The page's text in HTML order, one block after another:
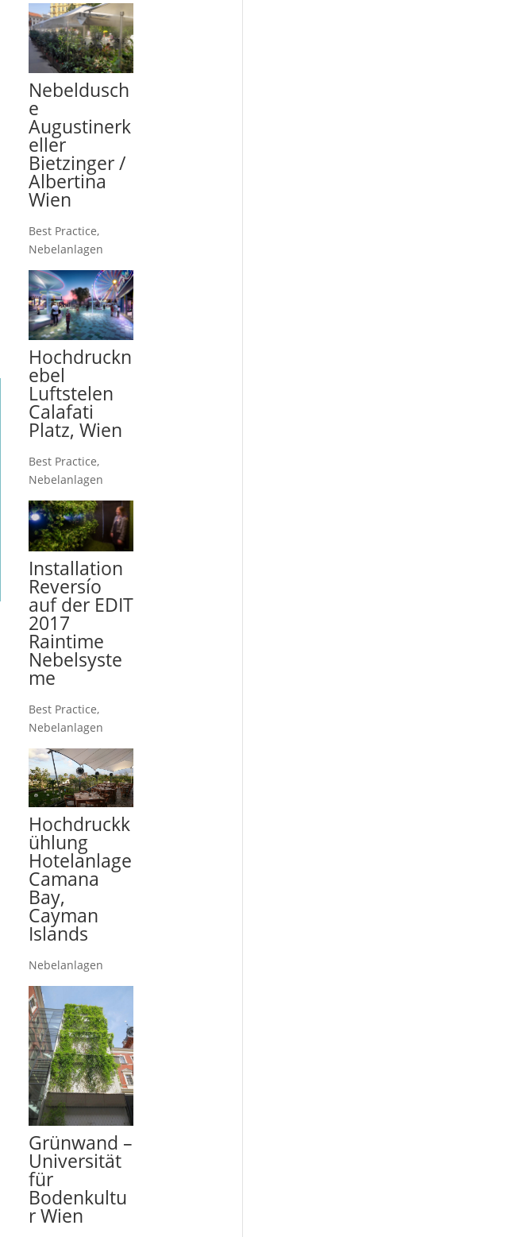
Nebeldusch
e
Augustinerk
eller
Bietzinger /
Albertina
Wien
Best Practice,
Nebelanlagen
Hochdruckn
ebel
Luftstelen
Calafati
Platz, Wien
Best Practice,
Nebelanlagen
Installation
Reversío
auf der EDIT
2017
Raintime
Nebelsyste
me
Best Practice,
Nebelanlagen
Hochdruckk
ühlung
Hotelanlage
Camana
Bay,
Cayman
Islands
Nebelanlagen
Grünwand –
Universität
für
Bodenkultu
r Wien